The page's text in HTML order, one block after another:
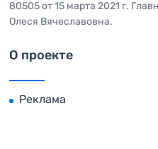
80505 от 15 марта 2021 г.
Олеся Вячеславовна.
О проекте
Реклама